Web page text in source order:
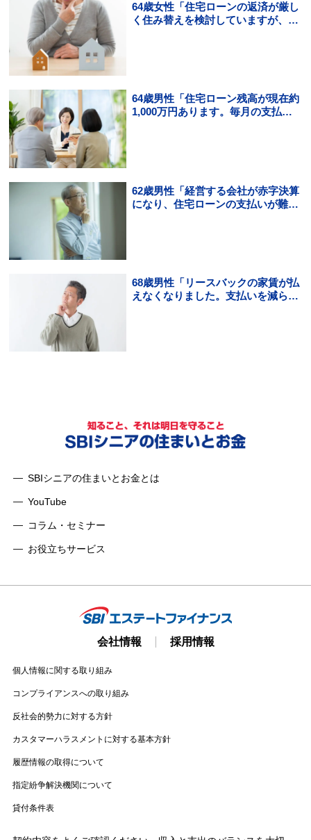
64歳女性「住宅ローンの返済が厳し
く住み替えを検討していますが、頭
64歳男性「住宅ローン残高が現在約
1,000万円あります。毎月の支払い
62歳男性「経営する会社が赤字決算
になり、住宅ローンの支払いが難し
68歳男性「リースバックの家賃が払
えなくなりました。支払いを減らす
SBIシニアの住まいとお金とは
YouTube
コラム・セミナー
お役立ちサービス
会社情報 採用情報
個人情報に関する取り組み
コンプライアンスへの取り組み
反社会的勢力に対する方針
カスタマーハラスメントに対する基本方針
履歴情報の取得について
指定紛争解決機関について
貸付条件表